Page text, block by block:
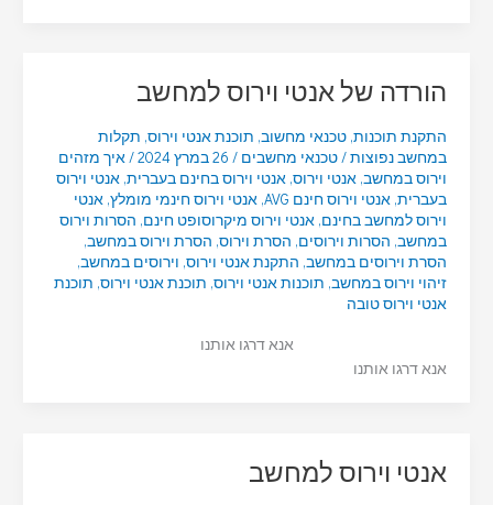
הורדה של אנטי וירוס למחשב
התקנת תוכנות, טכנאי מחשוב, תוכנת אנטי וירוס, תקלות
במחשב נפוצות/טכנאי מחשבים / 26 במרץ 2024 /איך מזהים
וירוס במחשב, אנטי וירוס, אנטי וירוס בחינם בעברית, אנטי וירוס
בעברית, אנטי וירוס חינם AVG , אנטי וירוס חינמי מומלץ, אנטי
וירוס למחשב בחינם, אנטי וירוס מיקרוסופט חינם, הסרות וירוס
במחשב, הסרות וירוסים, הסרת וירוס, הסרת וירוס במחשב,
הסרת וירוסים במחשב, התקנת אנטי וירוס, וירוסים במחשב,
זיהוי וירוס במחשב, תוכנות אנטי וירוס, תוכנת אנטי וירוס, תוכנת
אנטי וירוס טובה
אנא דרגו אותנו
אנא דרגו אותנו
אנטי וירוס למחשב